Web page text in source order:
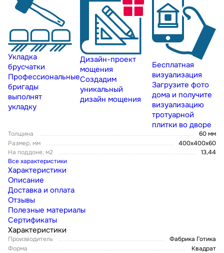
Укладка
брусчатки
Профессиональные
бригады
выполнят
укладку
Дизайн-проект
мощения
Создадим
уникальный
дизайн мощения
Бесплатная
визуализация
Загрузите фото
дома и получите
визуализацию
тротуарной
плитки во дворе
Толщина
60 мм
Размер, мм
400х400х60
На поддоне, м2
13,44
Все характеристики
Характеристики
Описание
Доставка и оплата
Отзывы
Полезные материалы
Сертификаты
Характеристики
Производитель
Фабрика Готика
Форма
Квадрат